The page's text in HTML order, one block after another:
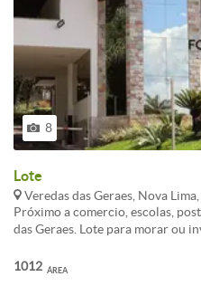
8
Lote
Veredas das Geraes, Nova
Próximo a comercio, escolas,
das Geraes. Lote para morar ou
arborizado e um silencio
ÁREA
1012